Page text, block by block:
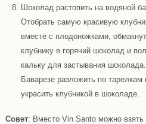
Шоколад растопить на водяной
Отобрать самую красивую
вместе с плодоножками,
клубнику в горячий шоколад и
кальку для застывания шоколада.
Баварезе разложить по тарелкам
украсить клубникой в шоколаде.
Совет: Вместо Vin Santo можно взять